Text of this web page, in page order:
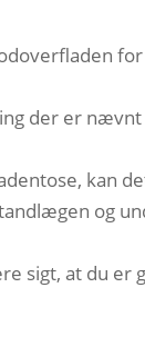
der er
kan
og
sigt, at du er